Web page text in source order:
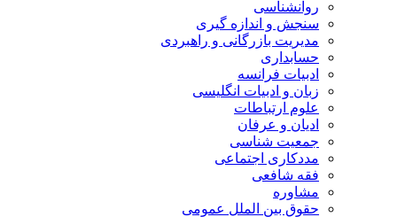
روانشناسی
سنجش و اندازه گیری
مدیریت بازرگانی و راهبردی
حسابداری
ادبیات فرانسه
زبان و ادبیات انگلیسی
علوم ارتباطات
ادیان و عرفان
جمعیت شناسی
مددکاری اجتماعی
فقه شافعی
مشاوره
حقوق بین الملل عمومی